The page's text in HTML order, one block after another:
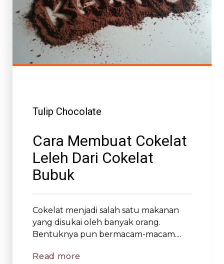
Tulip Chocolate
Cara Membuat Cokelat
Leleh Dari Cokelat
Bubuk
Cokelat menjadi salah satu makanan
yang disukai oleh banyak orang.
Bentuknya pun bermacam-macam....
Read more